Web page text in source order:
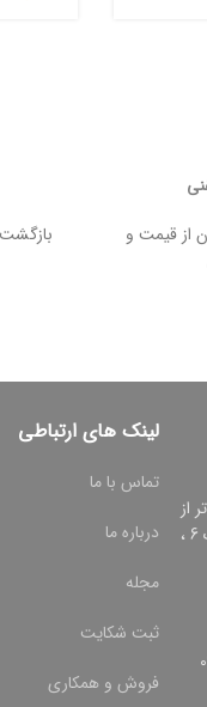
از قیمت و
از
پاساژ صادق، بن بست دوم، پلاک 6 ،
لینک های ارتباطی
تماس با ما
درباره ما
مجله
ثبت شکایت
فروش و همکاری